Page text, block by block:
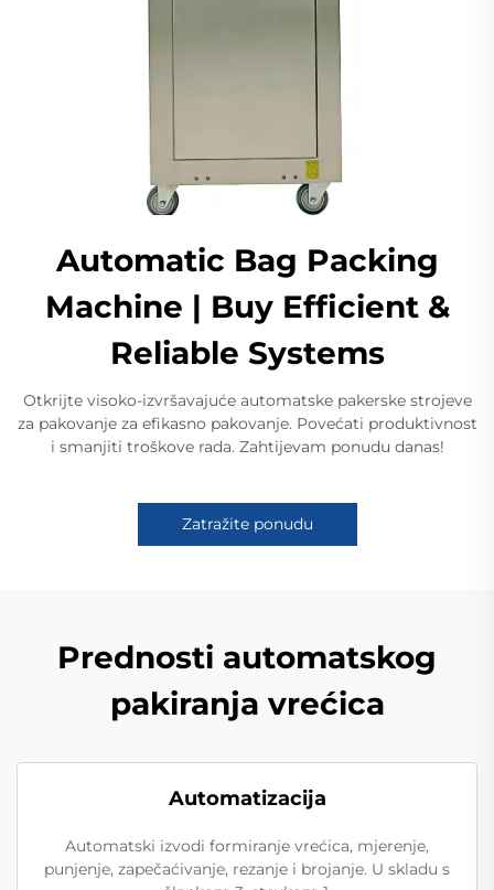
Automatic Bag Packing
Machine | Buy Efficient &
Reliable Systems
Otkrijte visoko-izvršavajuće automatske pakerske strojeve
za pakovanje za efikasno pakovanje. Povećati produktivnost
i smanjiti troškove rada. Zahtijevam ponudu danas!
Zatražite ponudu
Prednosti automatskog
pakiranja vrećica
Automatizacija
Automatski izvodi formiranje vrećica, mjerenje,
punjenje, zapečaćivanje, rezanje i brojanje. U skladu s